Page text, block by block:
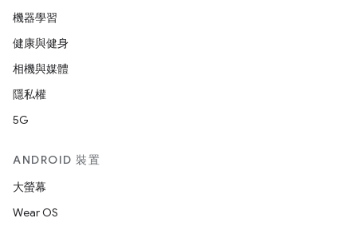
機器學習
健康與健身
相機與媒體
隱私權
5G
ANDROID 裝置
大螢幕
Wear OS